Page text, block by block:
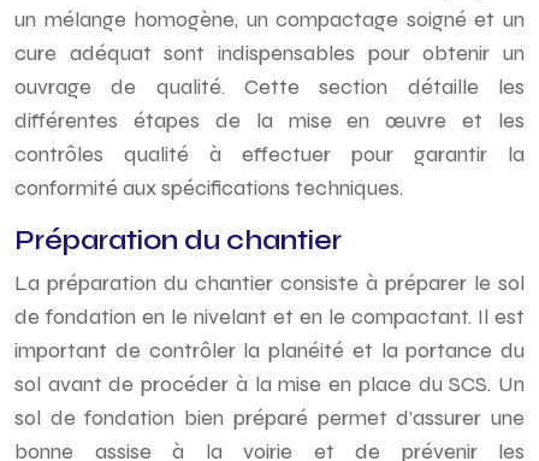
un mélange homogène, un compactage soigné et un
cure adéquat sont indispensables pour obtenir un
ouvrage de qualité. Cette section détaille les
différentes étapes de la mise en œuvre et les
contrôles qualité à effectuer pour garantir la
conformité aux spécifications techniques.
Préparation du chantier
La préparation du chantier consiste à préparer le sol
de fondation en le nivelant et en le compactant. Il est
important de contrôler la planéité et la portance du
sol avant de procéder à la mise en place du SCS. Un
sol de fondation bien préparé permet d’assurer une
bonne assise à la voirie et de prévenir les